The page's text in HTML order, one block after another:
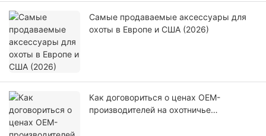
Самые продаваемые аксессуары для
охоты в Европе и США (2026)
Как договориться о ценах OEM-
производителей на охотничье